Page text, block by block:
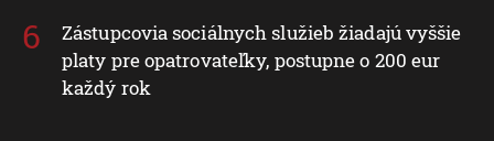
Zástupcovia sociálnych služieb žiadajú vyššie
platy pre opatrovateľky, postupne o 200 eur
každý rok